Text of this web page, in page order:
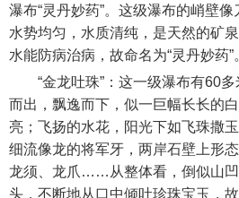
瀑布“灵丹妙药”。这级瀑布的峭壁像
水势均匀，水质清纯，是天然的矿
水能防病治病，故命名为“灵丹妙药”
“金龙吐珠”：这一级瀑布有60多
而出，飘逸而下，似一巨幅长长的
亮；飞扬的水花，阳光下如飞珠撒
细流像龙的将军牙，两岸石壁上形
龙须、龙爪……从整体看，倒似山
头，不断地从口中倾吐珍珠宝玉，故